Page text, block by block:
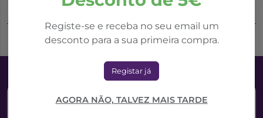
Registe-se e receba no seu email um
desconto para a sua primeira compra.
Registar já
AGORA NÃO, TALVEZ MAIS TARDE